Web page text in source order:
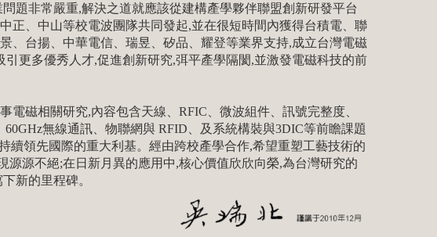
題非常嚴重,解決之道就應該從建構產學夥伴聯盟創新研發平台
正、中山等校電波團隊共同發起,並在很短時間內獲得台積電、聯
、台揚、中華電信、瑞昱、矽品、耀登等業界支持,成立台灣電磁
更多優秀人才,促進創新研究,弭平產學隔閡,並激發電磁科技的前
磁相關研究,內容包含天線、RFIC、微波組件、訊號完整度、
無線通訊、物聯網與 RFID、及系統構裝與3DIC等前瞻課題
續領先國際的重大利基。經由跨校產學合作,希望重塑工藝技術的
源不絕;在日新月異的應用中,核心價值欣欣向榮,為台灣研究的
新的里程碑。